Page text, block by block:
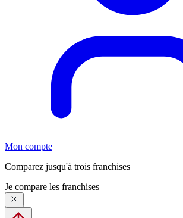
Mon compte
Comparez jusqu'à trois franchises
Je compare les franchises